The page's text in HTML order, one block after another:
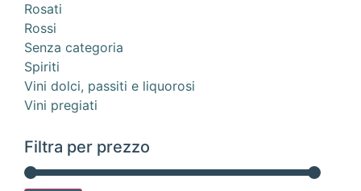
Rosati
Rossi
Senza categoria
Spiriti
Vini dolci, passiti e liquorosi
Vini pregiati
Filtra per prezzo